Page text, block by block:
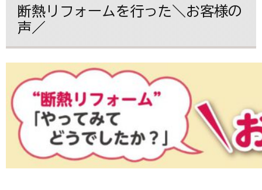
断熱リフォームを行った＼お客様の
声／